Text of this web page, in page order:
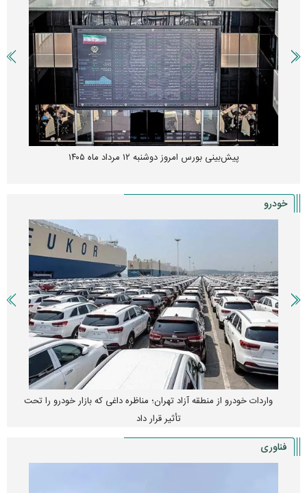
پیش‌بینی بورس امروز دوشنبه ۱۲ مرداد ماه ۱۴۰۵
خودرو
واردات خودرو از منطقه آزاد تهران؛ مناظره داغی که بازار خودرو را تحت
تأثیر قرار داد
فناوری